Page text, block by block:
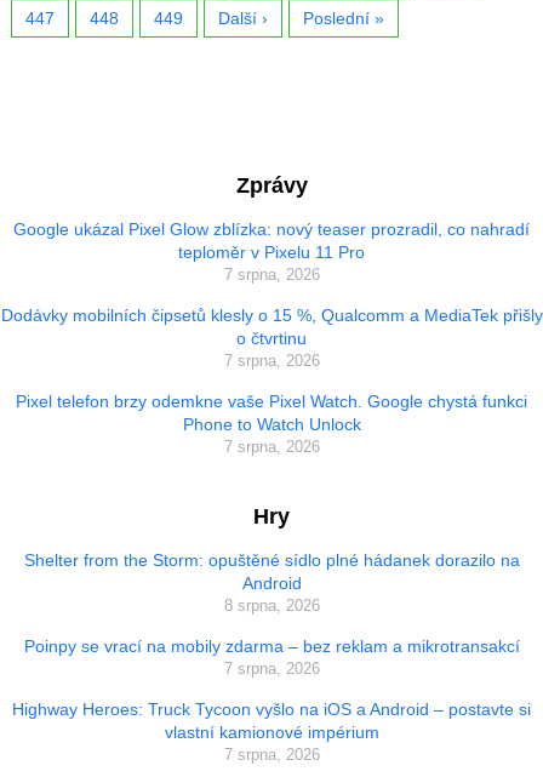
447 448 449 Další › Poslední »
Zprávy
Google ukázal Pixel Glow zblízka: nový teaser prozradil, co nahradí
teploměr v Pixelu 11 Pro
7 srpna, 2026
Dodávky mobilních čipsetů klesly o 15 %, Qualcomm a MediaTek přišly
o čtvrtinu
7 srpna, 2026
Pixel telefon brzy odemkne vaše Pixel Watch. Google chystá funkci
Phone to Watch Unlock
7 srpna, 2026
Hry
Shelter from the Storm: opuštěné sídlo plné hádanek dorazilo na
Android
8 srpna, 2026
Poinpy se vrací na mobily zdarma – bez reklam a mikrotransakcí
7 srpna, 2026
Highway Heroes: Truck Tycoon vyšlo na iOS a Android – postavte si
vlastní kamionové impérium
7 srpna, 2026